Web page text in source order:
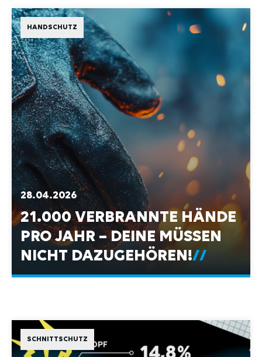
HANDSCHUTZ
28.04.2026
21.000 VERBRANNTE HÄNDE
PRO JAHR – DEINE MÜSSEN
NICHT DAZUGEHÖREN!
SCHNITTSCHUTZ